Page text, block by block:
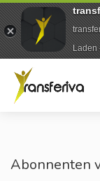
Abonnenten
Laden